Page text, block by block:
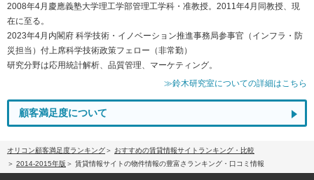
2008年4月慶應義塾大学理工学部管理工学科・准教授。2011年4月同教授、現
在に至る。
2023年4月内閣府 科学技術・イノベーション推進事務局参事官（インフラ・防
災担当）付上席科学技術政策フェロー（非常勤）
研究分野は応用統計解析、品質管理、マーケティング。
≫鈴木研究室についての詳細はこちら
顧客満足度について
オリコン顧客満足度ランキング
おすすめの賃貸情報サイトランキング・比較
2014-2015年版
賃貸情報サイトの物件情報の豊富さランキング・口コミ情報